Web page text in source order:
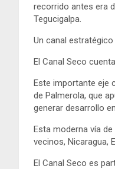
recorrido antes era
Tegucigalpa.
Un canal estratégico
El Canal Seco
Este importante eje
de Palmerola, que
generar desarrollo
Esta moderna vía
vecinos, Nicaragua,
El Canal Seco es